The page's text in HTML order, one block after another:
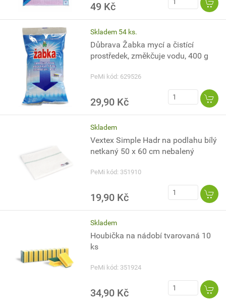
49 Kč
Skladem 54 ks.
Důbrava Žabka mycí a čistící
prostředek, změkčuje vodu, 400 g
PeMi kód: 629526
29,90 Kč
Skladem
Vextex Simple Hadr na podlahu bílý
netkaný 50 x 60 cm nebalený
PeMi kód: 351910
19,90 Kč
Skladem
Houbička na nádobí tvarovaná 10
ks
PeMi kód: 351924
34,90 Kč